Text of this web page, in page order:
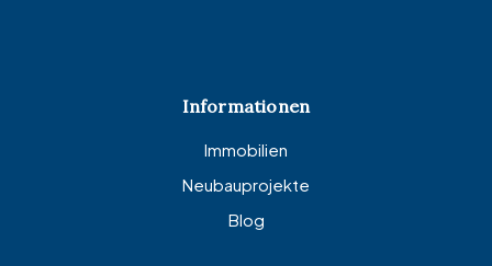
Informationen
Immobilien
Neubauprojekte
Blog